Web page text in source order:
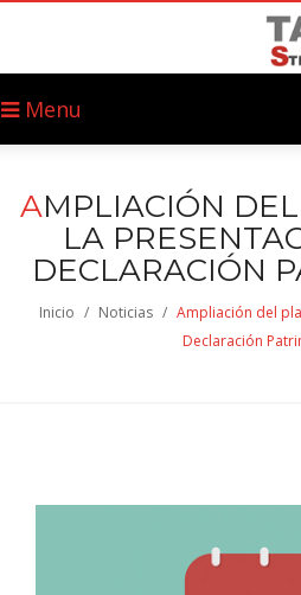
Menu
AMPLIACIÓN
LA
DECLARACIÓN
Inicio / Noticias / Ampliación del
Declaración